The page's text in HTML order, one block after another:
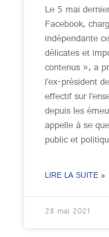
Le 5 mai
Facebook,
indépendante
délicates et
contenus », a
l’ex-président
effectif sur
depuis les
appelle à se
public et
LIRE LA SUITE »
28 mai 2021